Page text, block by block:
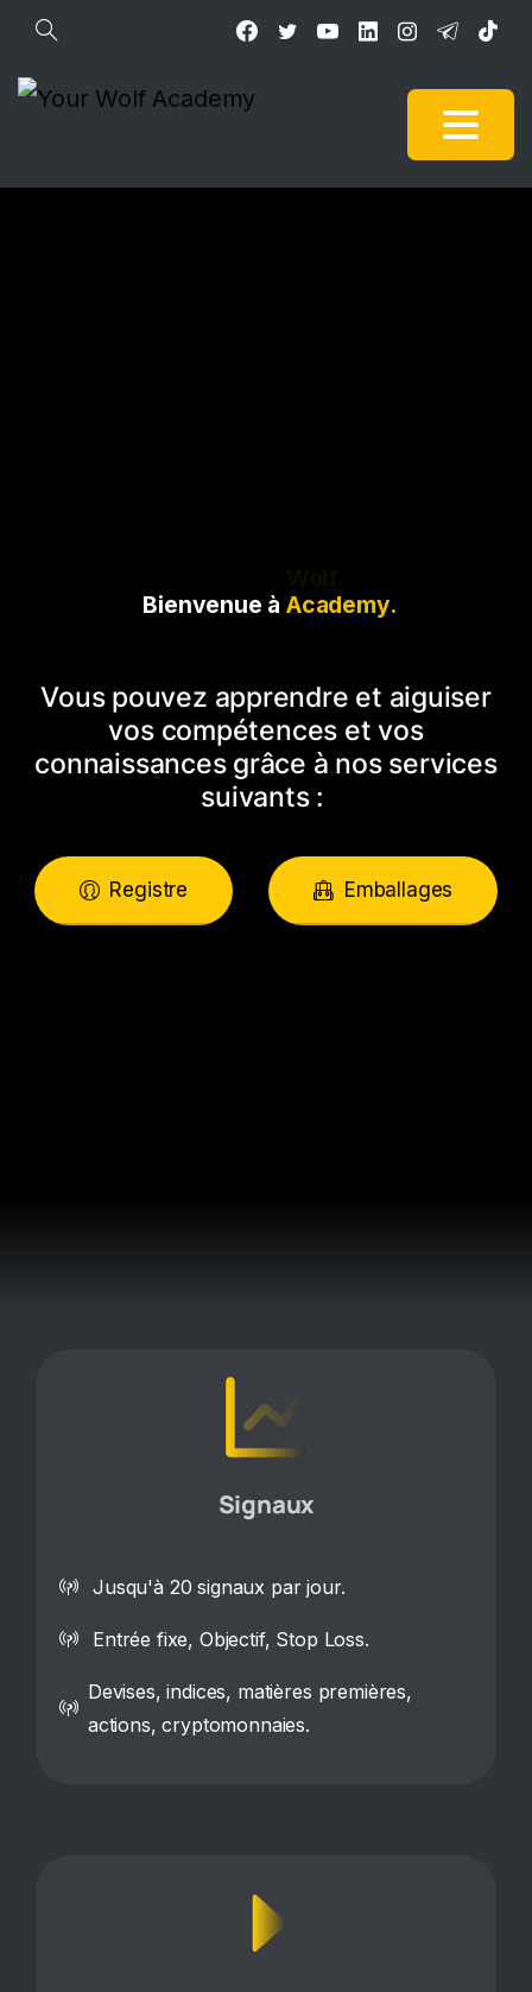
Bienvenue à Academy.
Vous pouvez apprendre et aiguiser
vos compétences et vos
connaissances grâce à nos services
suivants :
Registre Emballages
Signaux
Jusqu'à 20 signaux par jour.
Entrée fixe, Objectif, Stop Loss.
Devises, indices, matières premières,
actions, cryptomonnaies.